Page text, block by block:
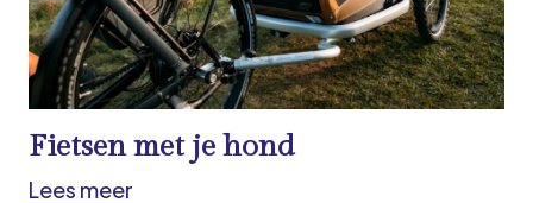
Fietsen met je hond
Lees meer